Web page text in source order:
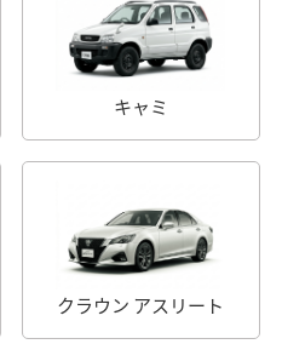
キャミ
クラウン アスリート